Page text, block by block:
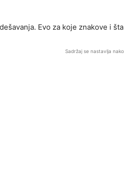
Evo za koje znakove i
Sadržaj se nastavlja